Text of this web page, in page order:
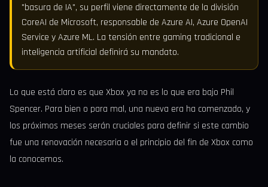
"basura de IA", su perfil viene directamente de la división
CoreAI de Microsoft, responsable de Azure AI, Azure OpenAI
Service y Azure ML. La tensión entre gaming tradicional e
inteligencia artificial definirá su mandato.
Lo que está claro es que Xbox ya no es lo que era bajo Phil
Spencer. Para bien o para mal, una nueva era ha comenzado, y
los próximos meses serán cruciales para definir si este cambio
fue una renovación necesaria o el principio del fin de Xbox como
la conocemos.